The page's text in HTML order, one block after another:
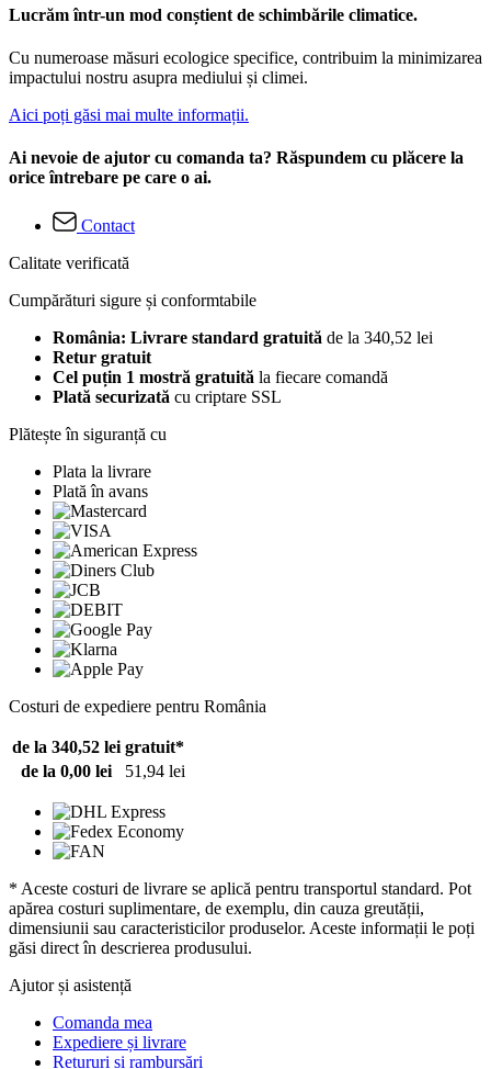
Lucrăm într-un mod conștient de schimbările climatice.
Cu numeroase măsuri ecologice specifice, contribuim la minimizarea
impactului nostru asupra mediului și climei.
Aici poți găsi mai multe informații.
Ai nevoie de ajutor cu comanda ta? Răspundem cu plăcere la
orice întrebare pe care o ai.
Contact
Calitate verificată
Cumpărături sigure și conformtabile
România: Livrare standard gratuită de la 340,52 lei
Retur gratuit
Cel puțin 1 mostră gratuită la fiecare comandă
Plată securizată cu criptare SSL
Plătește în siguranță cu
Plata la livrare
Plată în avans
Costuri de expediere pentru România
de la 340,52 lei gratuit*
de la 0,00 lei
51,94 lei
* Aceste costuri de livrare se aplică pentru transportul standard. Pot
apărea costuri suplimentare, de exemplu, din cauza greutății,
dimensiunii sau caracteristicilor produselor. Aceste informații le poți
găsi direct în descrierea produsului.
Ajutor și asistență
Comanda mea
Expediere și livrare
Retururi și rambursări